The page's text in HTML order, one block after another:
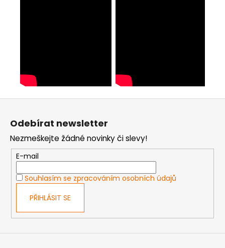
Odebírat newsletter
Nezmeškejte žádné novinky či slevy!
E-mail
Souhlasím se zpracováním osobních údajů
PŘIHLÁSIT SE